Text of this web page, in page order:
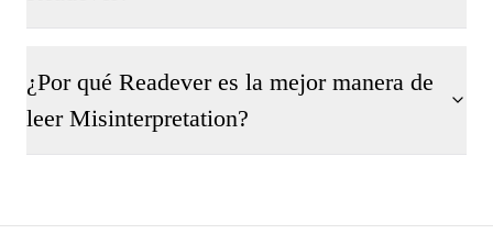
¿Por qué Readever es la mejor manera de
leer Misinterpretation?